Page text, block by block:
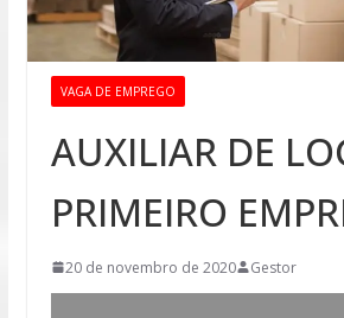
VAGA DE EMPREGO
AUXILIAR DE
PRIMEIRO
20 de novembro de 2020 Gestor